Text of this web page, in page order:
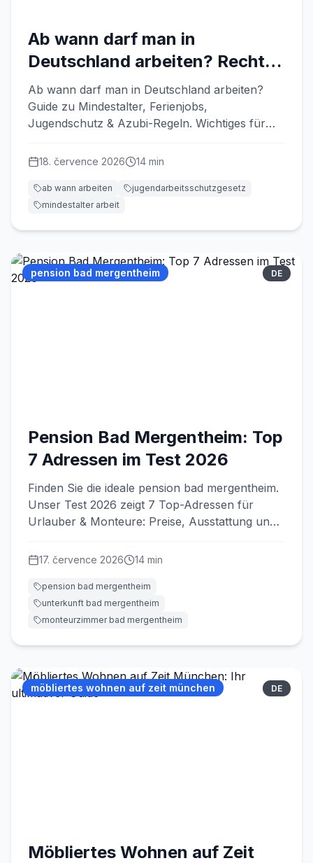
Ab wann darf man in
Deutschland arbeiten? Rechte
& Regeln
Ab wann darf man in Deutschland arbeiten?
Guide zu Mindestalter, Ferienjobs,
Jugendschutz & Azubi-Regeln. Wichtiges für
18. července 2026 14 min
ab wann arbeiten
jugendarbeitsschutzgesetz
mindestalter arbeit
pension bad mergentheim DE
Pension Bad Mergentheim: Top
7 Adressen im Test 2026
Finden Sie die ideale pension bad mergentheim.
Unser Test 2026 zeigt 7 Top-Adressen für
Urlauber & Monteure: Preise, Ausstattung und
17. července 2026 14 min
pension bad mergentheim
unterkunft bad mergentheim
monteurzimmer bad mergentheim
möbliertes wohnen auf zeit münchen DE
Möbliertes Wohnen auf Zeit